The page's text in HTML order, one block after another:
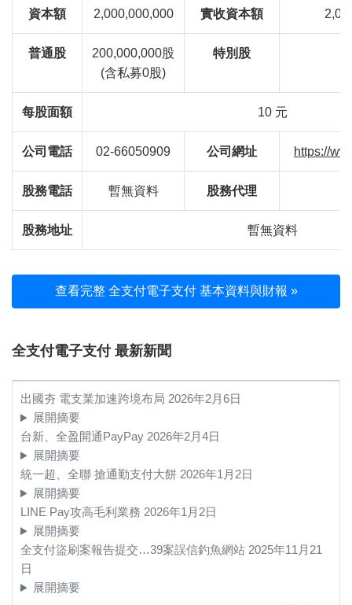
資本額 2,000,000,000 實收資本額
普通股
200,000,000股
(含私募0股)
特別股
每股面額 10 元
公司電話 02-66050909 公司網址 https://
股務電話 暫無資料 股務代理
股務地址 暫無資料
查看完整 全支付電子支付 基本資料與財報 »
全支付電子支付 最新新聞
出國夯 電支業加速跨境布局 2026年2月6日
展開摘要
台新、全盈開通PayPay 2026年2月4日
展開摘要
統一超、全聯 搶通勤支付大餅 2026年1月2日
展開摘要
LINE Pay攻高毛利業務 2026年1月2日
展開摘要
全支付盜刷案報告提交…39案誤信釣魚網站 2025年11月21
日
展開摘要